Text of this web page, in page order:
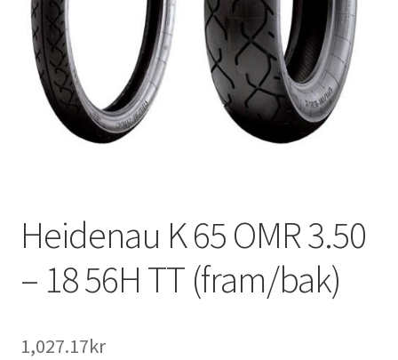
Heidenau K 65 OMR 3.50
– 18 56H TT (fram/bak)
1,027.17kr